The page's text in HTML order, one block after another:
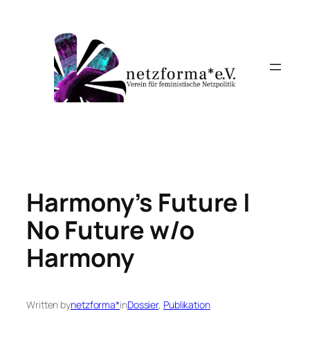
Harmony’s Future |
No Future w/o
Harmony
Written bynetzforma*inDossier, Publikation